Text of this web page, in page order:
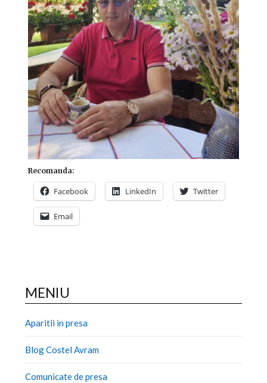
Recomanda:
Facebook LinkedIn Twitter
Email
MENIU
Aparitii in presa
Blog Costel Avram
Comunicate de presa